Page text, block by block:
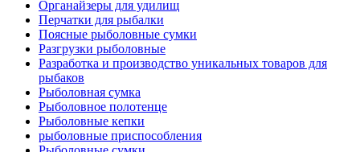
Органайзеры для удилищ
Перчатки для рыбалки
Поясные рыболовные сумки
Разгрузки рыболовные
Разработка и производство уникальных товаров для
рыбаков
Рыболовная сумка
Рыболовное полотенце
Рыболовные кепки
рыболовные приспособления